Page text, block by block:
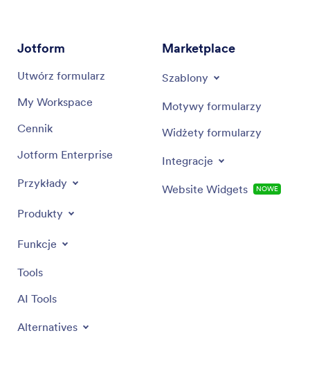
Jotform
Utwórz formularz
My Workspace
Cennik
Jotform Enterprise
Przykłady
Produkty
Funkcje
Tools
AI Tools
Alternatives
Marketplace
Szablony
Motywy formularzy
Widżety formularzy
Integracje
Website Widgets NOWE